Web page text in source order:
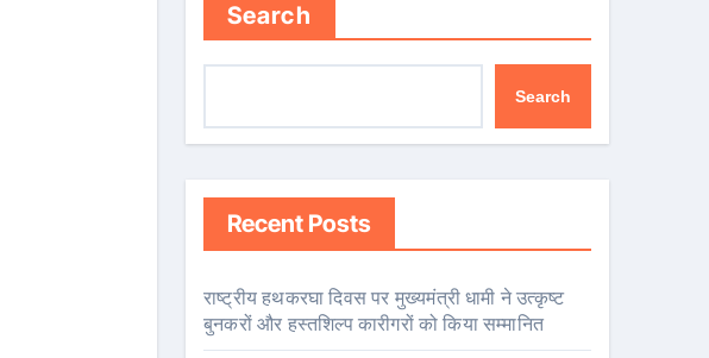
Search
Search
Recent Posts
राष्ट्रीय हथकरघा दिवस पर मुख्यमंत्री धामी ने उत्कृष्ट
बुनकरों और हस्तशिल्प कारीगरों को किया सम्मानित